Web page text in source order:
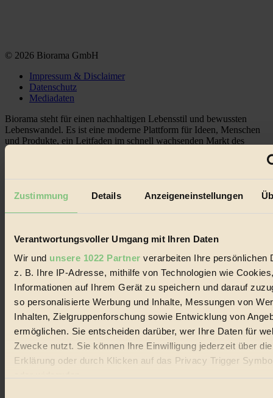
Zustimmung Details Anzeigeneinstellungen
Verantwortungsvoller Umgang mit Ihren Daten
Wir und unsere 1022 Partner verarbeiten Ihre persönlichen
z. B. Ihre IP-Adresse, mithilfe von Technologien wie
Informationen auf Ihrem Gerät zu speichern und darauf
so personalisierte Werbung und Inhalte, Messungen von
Inhalten, Zielgruppenforschung sowie Entwicklung von
ermöglichen. Sie entscheiden darüber, wer Ihre Daten für
Zwecke nutzt. Sie können Ihre Einwilligung jederzeit über
Erklärung oder durch Klicken auf das Privacy Trigger
© 2026 Biorama GmbH
Impressum & Disclaimer
Datenschutz
Mediadaten
Biorama steht für einen nachhaltigen Lebensstil und bewussten
Lebenswandel. Es ist eine moderne Plattform für Ideen, Menschen
und Produkte, ein Leitfaden im schnell wachsenden Markt des
Handels mit Bioprodukten, des Fair-Trade sowie der Branche
22.601 Fans auf Facebook
Folge uns auf Instagram
Bio
Nachhaltigkeit
Vegan
#